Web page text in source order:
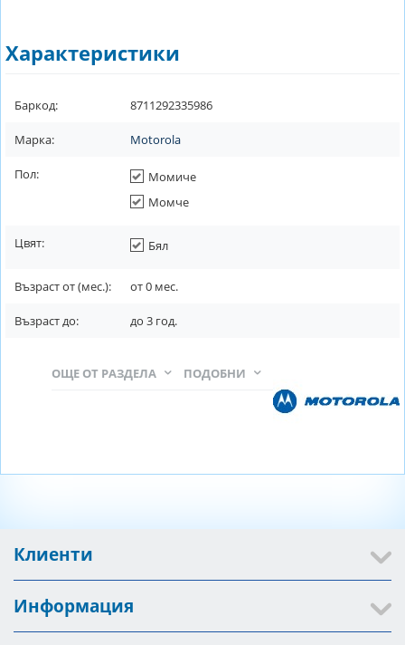
Характеристики
Баркод: 8711292335986
Марка: Motorola
Пол:
Момиче
Момче
Цвят: Бял
Възраст от (мес.): от0 мес.
Възраст до: до 3 год.
ПОДОБНИ
ОЩЕ ОТ РАЗДЕЛА
Клиенти
Информация